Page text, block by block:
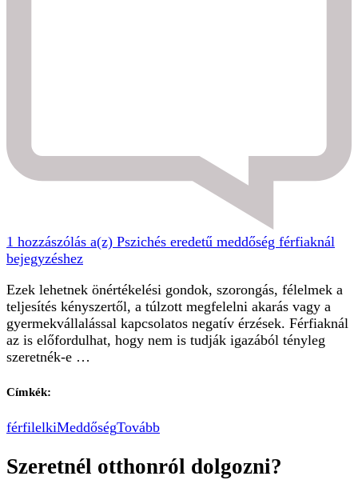
1 hozzászólás a(z) Pszichés eredetű meddőség férfiaknál
bejegyzéshez
Ezek lehetnek önértékelési gondok, szorongás, félelmek a
teljesítés kényszertől, a túlzott megfelelni akarás vagy a
gyermekvállalással kapcsolatos negatív érzések. Férfiaknál
az is előfordulhat, hogy nem is tudják igazából tényleg
szeretnék-e …
Címkék:
férfilelkiMeddőségTovább
Szeretnél otthonról dolgozni?